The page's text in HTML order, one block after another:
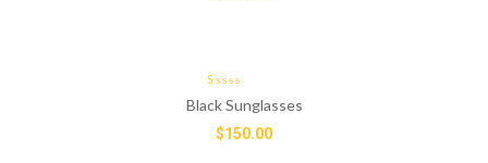
Black Sunglasses
$150.00